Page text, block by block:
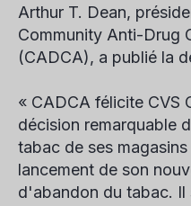
Arthur T. Dean,
Community Anti-Drug
(CADCA), a publié la
« CADCA félicite CVS
décision remarquable
tabac de ses
lancement de son
d'abandon du tabac. Il